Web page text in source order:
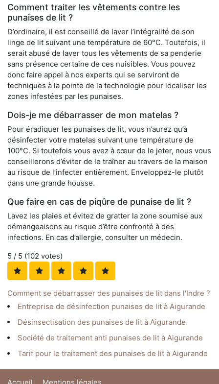
Comment traiter les vêtements contre les
punaises de lit ?
D’ordinaire, il est conseillé de laver l’intégralité de son
linge de lit suivant une température de 60°C. Toutefois, il
serait abusé de laver tous les vêtements de sa penderie
sans présence certaine de ces nuisibles. Vous pouvez
donc faire appel à nos experts qui se serviront de
techniques à la pointe de la technologie pour localiser les
zones infestées par les punaises.
Dois-je me débarrasser de mon matelas ?
Pour éradiquer les punaises de lit, vous n’aurez qu’à
désinfecter votre matelas suivant une température de
100°C. Si toutefois vous avez à cœur de le jeter, nous vous
conseillerons d’éviter de le traîner au travers de la maison
au risque de l’infecter entièrement. Enveloppez-le plutôt
dans une grande housse.
Que faire en cas de piqûre de punaise de lit ?
Lavez les plaies et évitez de gratter la zone soumise aux
démangeaisons au risque d’être confronté à des
infections. En cas d’allergie, consulter un médecin.
5 / 5 (102 votes)
Comment se débarrasser des punaises de lit dans l'Indre ?
Entreprise de désinfection punaises de lit à Aigurande
Désinsectisation des punaises de lit à Aigurande
Société de traitement anti punaises de lit à Aigurande
Tarif pour le traitement des punaises de lit à Aigurande